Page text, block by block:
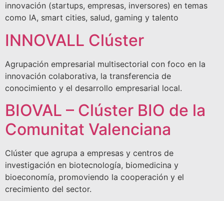
innovación (startups, empresas, inversores) en temas
como IA, smart cities, salud, gaming y talento
INNOVALL Clúster
Agrupación empresarial multisectorial con foco en la
innovación colaborativa, la transferencia de
conocimiento y el desarrollo empresarial local.
BIOVAL – Clúster BIO de la
Comunitat Valenciana
Clúster que agrupa a empresas y centros de
investigación en biotecnología, biomedicina y
bioeconomía, promoviendo la cooperación y el
crecimiento del sector.